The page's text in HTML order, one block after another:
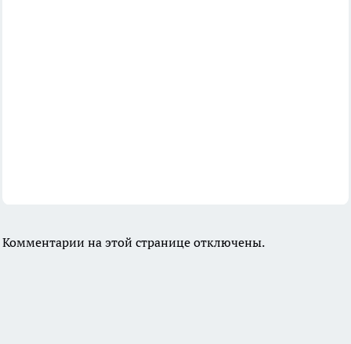
Комментарии на этой странице отключены.